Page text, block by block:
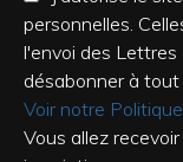
personnelles.
l'envoi des Lettres
désabonner à tout
Voir notre
Vous allez